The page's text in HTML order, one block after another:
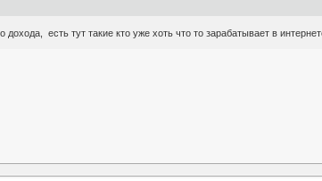
есть тут такие кто уже хоть что то зарабатывает в